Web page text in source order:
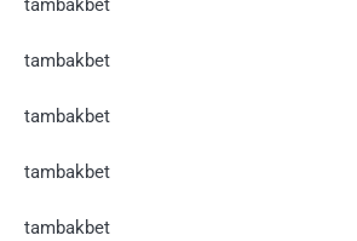
tambakbet
tambakbet
tambakbet
tambakbet
tambakbet